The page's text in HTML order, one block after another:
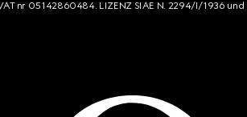
nr 05142860484. LIZENZ SIAE N. 2294/I/1936